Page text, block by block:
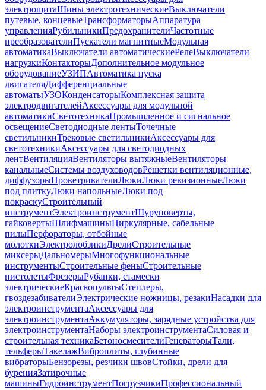
электрощитаШины электротехническиеВыключатели
путевые, концевыеТрансформаторыАппаратура
управленияРубильникиПредохранителиЧастотные
преобразователиПускатели магнитныеМодульная
автоматикаВыключатели автоматическиеРелеВыключатели
нагрузкиКонтакторыДополнительное модульное
оборудованиеУЗИПАвтоматика пуска
двигателяДифференциальные
автоматыУЗОКонденсаторыКомплексная защита
электродвигателейАксессуары для модульной
автоматикиСветотехникаПромышленное и сигнальное
освещениеСветодиодные лентыТочечные
светильникиТрековые светильникиАксессуары для
светотехникиАксессуары для светодиодных
лентВентиляцияВентиляторы вытяжныеВентиляторы
канальныеСистемы воздуховодовРешетки вентиляционные,
диффузорыПроветривателиЛюкиЛюки ревизионныеЛюки
под плиткуЛюки напольныеЛюки под
покраскуСтроительный
инструментЭлектроинструментШуруповерты,
гайковертыШлифмашиныЦиркулярные, сабельные
пилыПерфораторы, отбойные
молоткиЭлектролобзикиДрелиСтроительные
миксерыДальномерыМногофункциональные
инструментыСтроительные феныСтроительные
пистолетыФрезерыРубанки, стамески
электрическиеКраскопультыСтеплеры,
гвоздезабивателиЭлектрические ножницы, резакиНасадки для
электроинструментаАксессуары для
электроинструментаАккумуляторы, зарядные устройства для
электроинструментаНаборы электроинструментаСиловая и
строительная техникаБетоносмесителиГенераторыТали,
тельферыТакелажВиброплиты, глубинные
вибраторыБензорезы, резчики швовСтойки, дрели для
буренияЗатирочные
машиныГидроинструментПогрузчикиПрофессиональный